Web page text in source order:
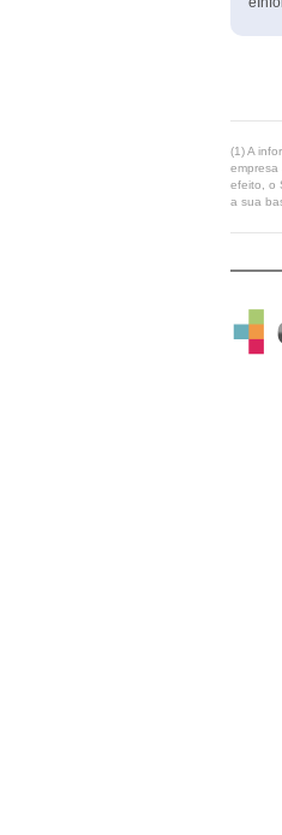
(1) A
empresa
efeito, o
a sua